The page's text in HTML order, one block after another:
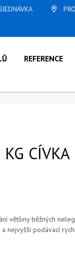
REFERENCE
CÍVKA
většiny běžných
nejvyšší podávací